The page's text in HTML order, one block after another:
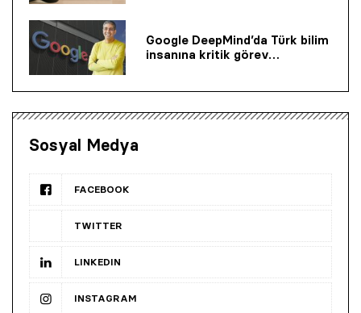
Google DeepMind’da Türk bilim
insanına kritik görev…
Sosyal Medya
FACEBOOK
TWITTER
LINKEDIN
INSTAGRAM